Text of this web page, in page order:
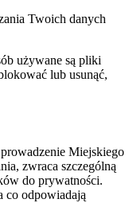
Twoich danych
używane są pliki
lub usunąć,
Miejskiego
zwraca szczególną
do prywatności.
co odpowiadają